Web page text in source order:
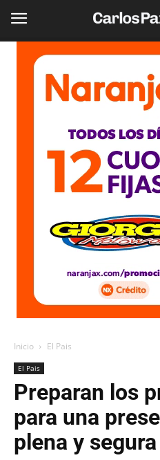
Inicio El Pais
El Pais
Preparan los
para una
plena y